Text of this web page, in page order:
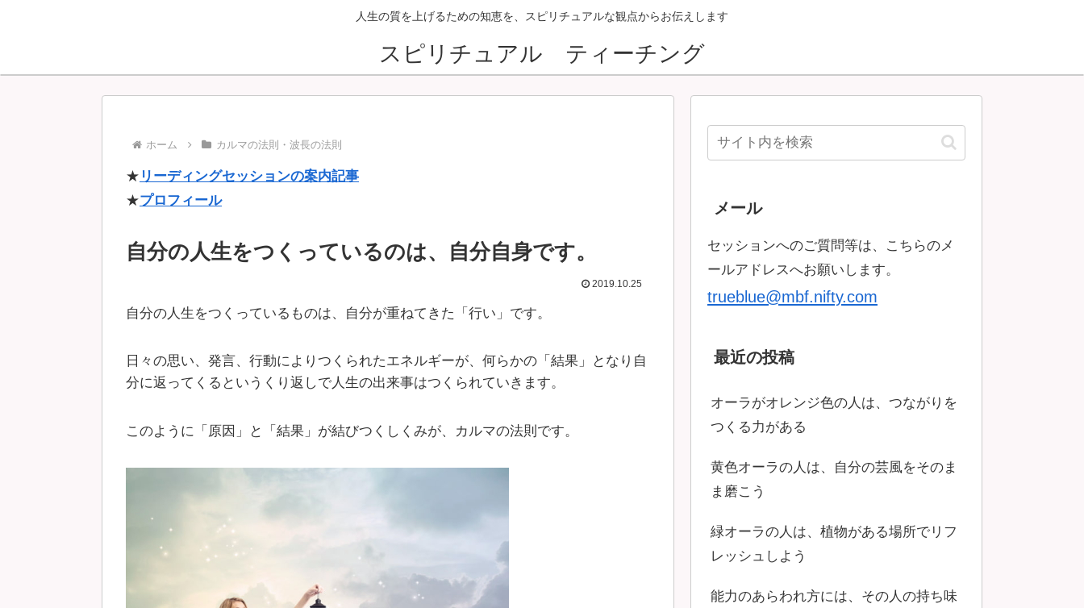
人生の質を上げるための知恵を、スピリチュアルな観点からお伝えします
スピリチュアル ティーチング
ホーム カルマの法則・波長の法則
★ リーディングセッションの案内記事
★プロフィール
自分の人生をつくっているのは、自分自身です。
2019.10.25
自分の人生をつくっているものは、自分が重ねてきた「行い」です。
日々の思い、発言、行動によりつくられたエネルギーが、何らかの「結果」となり自
分に返ってくるというくり返しで人生の出来事はつくられていきます。
このように「原因」と「結果」が結びつくしくみが、カルマの法則です。
メール
セッションへのご質問等は、こちらのメ
ールアドレスへお願いします。
trueblue@mbf.nifty.com
最近の投稿
オーラがオレンジ色の人は、つながりを
つくる力がある
黄色オーラの人は、自分の芸風をそのま
ま磨こう
緑オーラの人は、植物がある場所でリフ
レッシュしよう
能力のあらわれ方には、その人の持ち味